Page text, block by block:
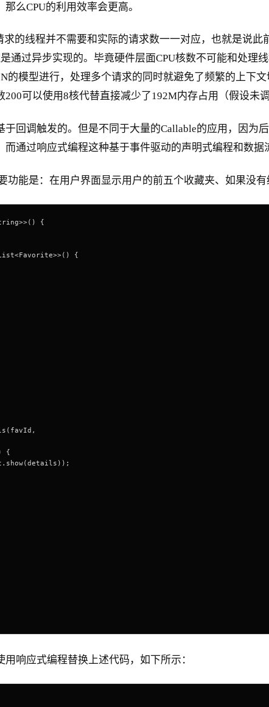
么CPU的利用效率会更高。
的线程并不需要和实际的请求数一一对应，也就是说
通过异步实现的。毕竟硬件层面CPU核数不可能和处理
的模型进行，处理多个请求的同时就避免了频繁的上下
可以使用8核代替直接减少了192M内存占用（假设未
回调触发的。但是不同于大量的Callable的应用，因为
通过响应式编程这种基于事件驱动的声明式编程和数据
功能是：在用户界面显示用户的前五个收藏夹、如果没有
{
{
{
响应式编程替换上述代码，如下所示：